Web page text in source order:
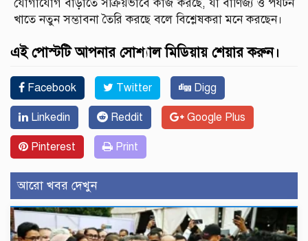
যোগাযোগ বাড়াতে সক্রিয়ভাবে কাজ করছে, যা বাণিজ্য ও পর্যটন
খাতে নতুন সম্ভাবনা তৈরি করছে বলে বিশ্লেষকরা মনে করছেন।
এই পোস্টটি আপনার সোশ্যাল মিডিয়ায় শেয়ার করুন।
Facebook Twitter Digg
Linkedin Reddit Google Plus
Pinterest Print
আরো খবর দেখুন